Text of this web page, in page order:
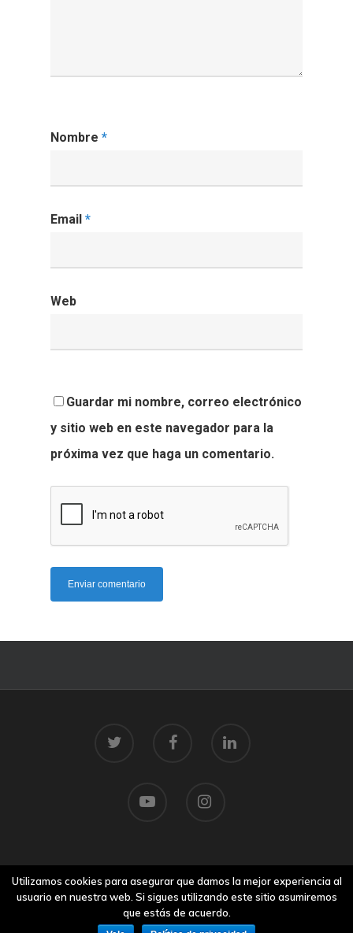
Nombre *
Email *
Web
Guardar mi nombre, correo electrónico
y sitio web en este navegador para la
próxima vez que haga un comentario.
Aviso legal
Utilizamos cookies para asegurar que damos la mejor experiencia al
usuario en nuestra web. Si sigues utilizando este sitio asumiremos
que estás de acuerdo.